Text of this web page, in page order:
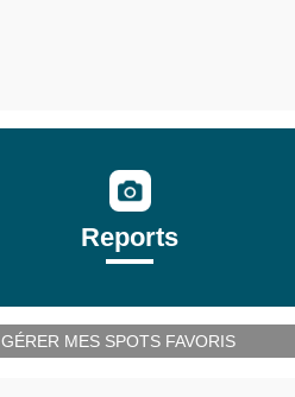
Reports
GÉRER MES SPOTS FAVORIS